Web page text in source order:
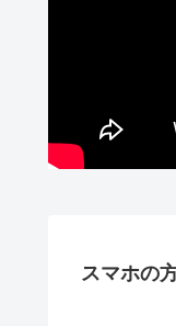
スマホの